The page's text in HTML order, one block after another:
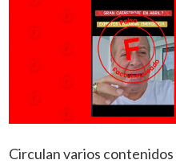
Circulan varios contenidos